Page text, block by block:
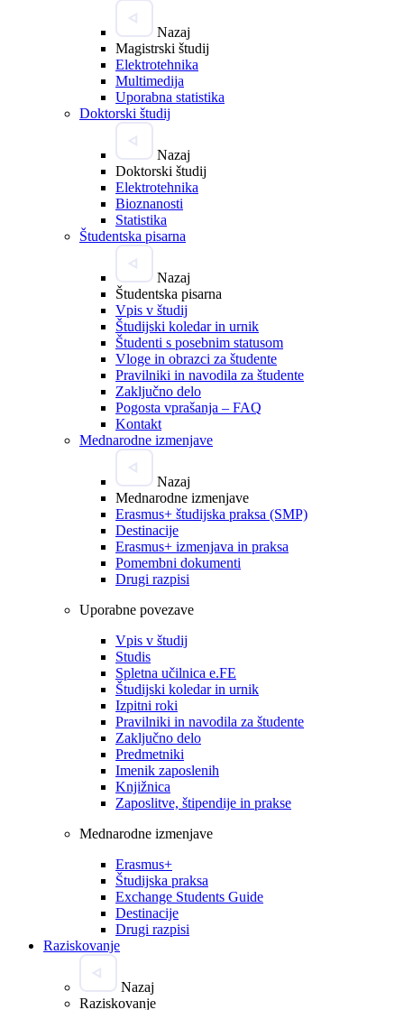
Nazaj
Magistrski študij
Elektrotehnika
Multimedija
Uporabna statistika
Doktorski študij
Nazaj
Doktorski študij
Elektrotehnika
Bioznanosti
Statistika
Študentska pisarna
Nazaj
Študentska pisarna
Vpis v študij
Študijski koledar in urnik
Študenti s posebnim statusom
Vloge in obrazci za študente
Pravilniki in navodila za študente
Zaključno delo
Pogosta vprašanja – FAQ
Kontakt
Mednarodne izmenjave
Nazaj
Mednarodne izmenjave
Erasmus+ študijska praksa (SMP)
Destinacije
Erasmus+ izmenjava in praksa
Pomembni dokumenti
Drugi razpisi
Uporabne povezave
Vpis v študij
Studis
Spletna učilnica e.FE
Študijski koledar in urnik
Izpitni roki
Pravilniki in navodila za študente
Zaključno delo
Predmetniki
Imenik zaposlenih
Knjižnica
Zaposlitve, štipendije in prakse
Mednarodne izmenjave
Erasmus+
Študijska praksa
Exchange Students Guide
Destinacije
Drugi razpisi
Raziskovanje
Nazaj
Raziskovanje